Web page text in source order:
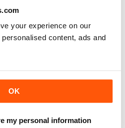
your experience on our
content, ads and
OK
my personal information